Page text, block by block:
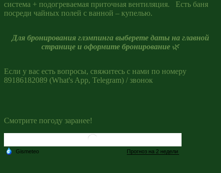
система + подогреваемая приточная вентиляция. Есть баня
посреди чайных полей с ванной – купелью.
Для бронирования глэмпинга выберете даты на главной
странице и оформите бронирование🌿
Если у вас есть вопросы, свяжитесь с нами по номеру
89186182089 (What's App, Telegram) / звонок
Смотрите погоду заранее!